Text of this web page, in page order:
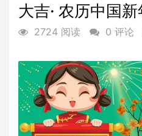
大吉· 农历中国新
2724 阅读 0 评论